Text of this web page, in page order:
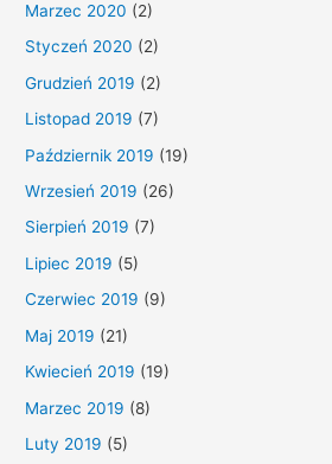
Marzec 2020 (2)
Styczeń 2020 (2)
Grudzień 2019 (2)
Listopad 2019 (7)
Październik 2019 (19)
Wrzesień 2019 (26)
Sierpień 2019 (7)
Lipiec 2019 (5)
Czerwiec 2019 (9)
Maj 2019 (21)
Kwiecień 2019 (19)
Marzec 2019 (8)
Luty 2019 (5)